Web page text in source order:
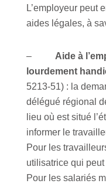
L’employeur peut
aides légales, à
– Aide à
lourdement
5213-51) : la
délégué régional
lieu où est situé
informer le
Pour les
utilisatrice qui
Pour les salariés